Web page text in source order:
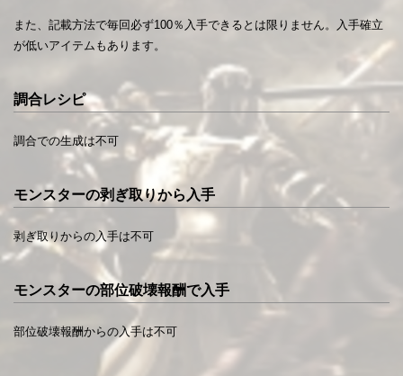
また、記載方法で毎回必ず100％入手できるとは限りません。入手確立
が低いアイテムもあります。
調合レシピ
調合での生成は不可
モンスターの剥ぎ取りから入手
剥ぎ取りからの入手は不可
モンスターの部位破壊報酬で入手
部位破壊報酬からの入手は不可